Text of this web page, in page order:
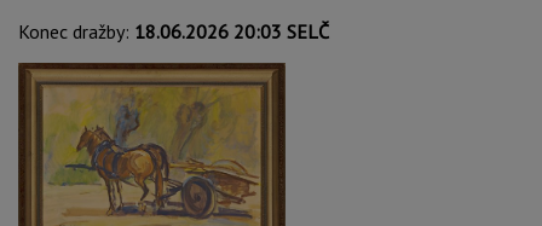
Konec dražby: 18.06.2026 20:03 SELČ